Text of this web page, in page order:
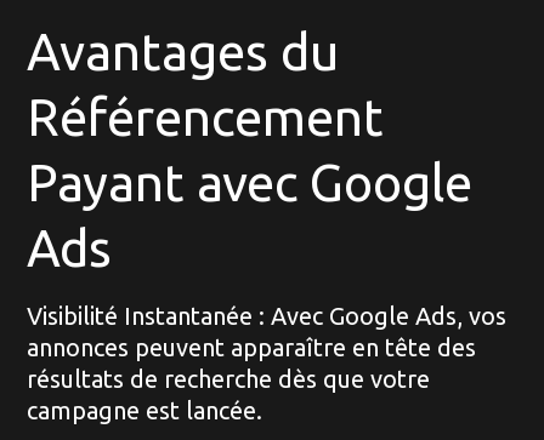
Avantages du
Référencement
Payant avec Google
Ads
Visibilité Instantanée : Avec Google Ads, vos
annonces peuvent apparaître en tête des
résultats de recherche dès que votre
campagne est lancée.